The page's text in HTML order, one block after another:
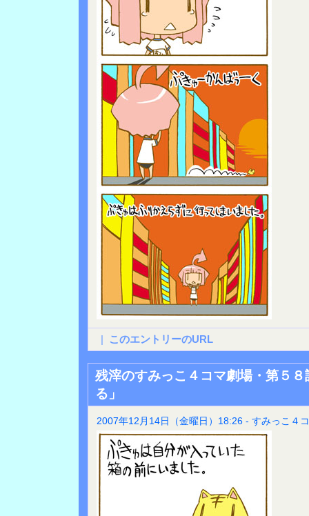
| このエントリーのURL
残滓のすみっこ４コマ劇場・第５
る」
2007年12月14日（金曜日）18:26 - すみっこ４